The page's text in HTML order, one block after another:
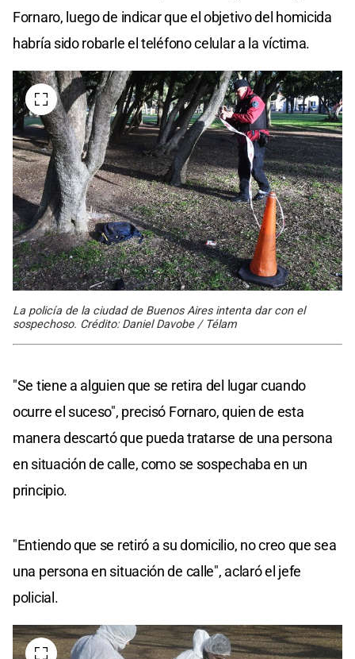
Fornaro, luego de indicar que el objetivo del homicida
habría sido robarle el teléfono celular a la víctima.
La policía de la ciudad de Buenos Aires intenta dar con el
sospechoso. Crédito: Daniel Davobe / Télam
"Se tiene a alguien que se retira del lugar cuando
ocurre el suceso", precisó Fornaro, quien de esta
manera descartó que pueda tratarse de una persona
en situación de calle, como se sospechaba en un
principio.
"Entiendo que se retiró a su domicilio, no creo que sea
una persona en situación de calle", aclaró el jefe
policial.